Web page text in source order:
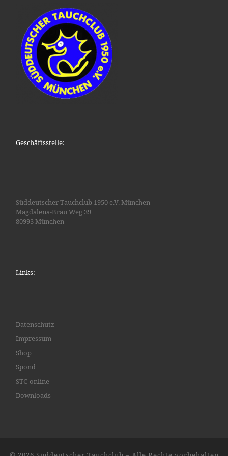
Geschäftsstelle:
Süddeutscher Tauchclub 1950 e.V. München
Magdalena-Bräu Weg 39
80993 München
Links:
Datenschutz
Impressum
Shop
Spond
STC-online
Downloads